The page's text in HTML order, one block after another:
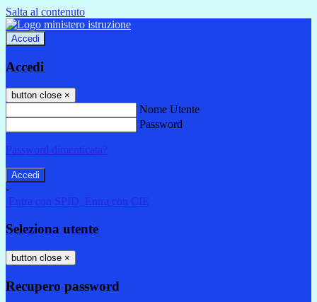
Salta al contenuto
Accedi
Accedi
button close ×
Nome Utente
Password
Password dimenticata?
-
Entra con SPID
Entra con CIE
Seleziona utente
button close ×
Recupero password